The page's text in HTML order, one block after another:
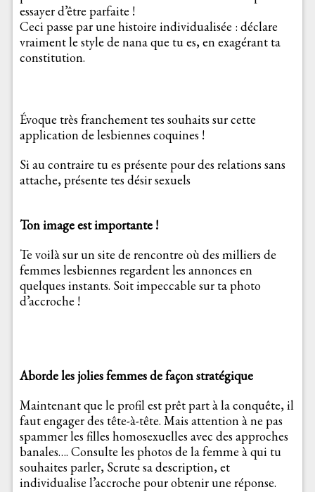
essayer d’être parfaite !
Ceci passe par une histoire individualisée : déclare
vraiment le style de nana que tu es, en exagérant ta
constitution.
Évoque très franchement tes souhaits sur cette
application de lesbiennes coquines !
Si au contraire tu es présente pour des relations sans
attache, présente tes désir sexuels
Ton image est importante !
Te voilà sur un site de rencontre où des milliers de
femmes lesbiennes regardent les annonces en
quelques instants. Soit impeccable sur ta photo
d’accroche !
Aborde les jolies femmes de façon stratégique
Maintenant que le profil est prêt part à la conquête, il
faut engager des tête-à-tête. Mais attention à ne pas
spammer les filles homosexuelles avec des approches
banales…. Consulte les photos de la femme à qui tu
souhaites parler, Scrute sa description, et
individualise l’accroche pour obtenir une réponse.